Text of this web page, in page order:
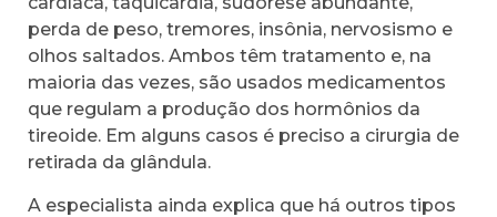
perda de peso, tremores, insônia, nervosismo e
olhos saltados. Ambos têm tratamento e, na
maioria das vezes, são usados medicamentos
que regulam a produção dos hormônios da
tireoide. Em alguns casos é preciso a cirurgia de
retirada da glândula.
A especialista ainda explica que há outros tipos